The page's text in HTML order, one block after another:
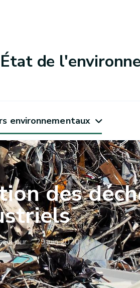
État de
environnementaux
des
à jour : 29 juin 2020